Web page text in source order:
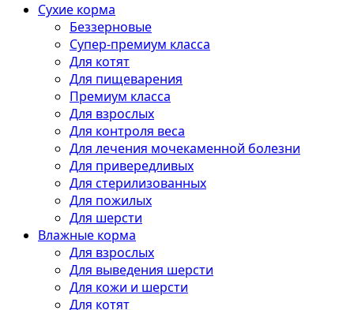
Сухие корма
Беззерновые
Супер-премиум класса
Для котят
Для пищеварения
Премиум класса
Для взрослых
Для контроля веса
Для лечения мочекаменной болезни
Для привередливых
Для стерилизованных
Для пожилых
Для шерсти
Влажные корма
Для взрослых
Для выведения шерсти
Для кожи и шерсти
Для котят